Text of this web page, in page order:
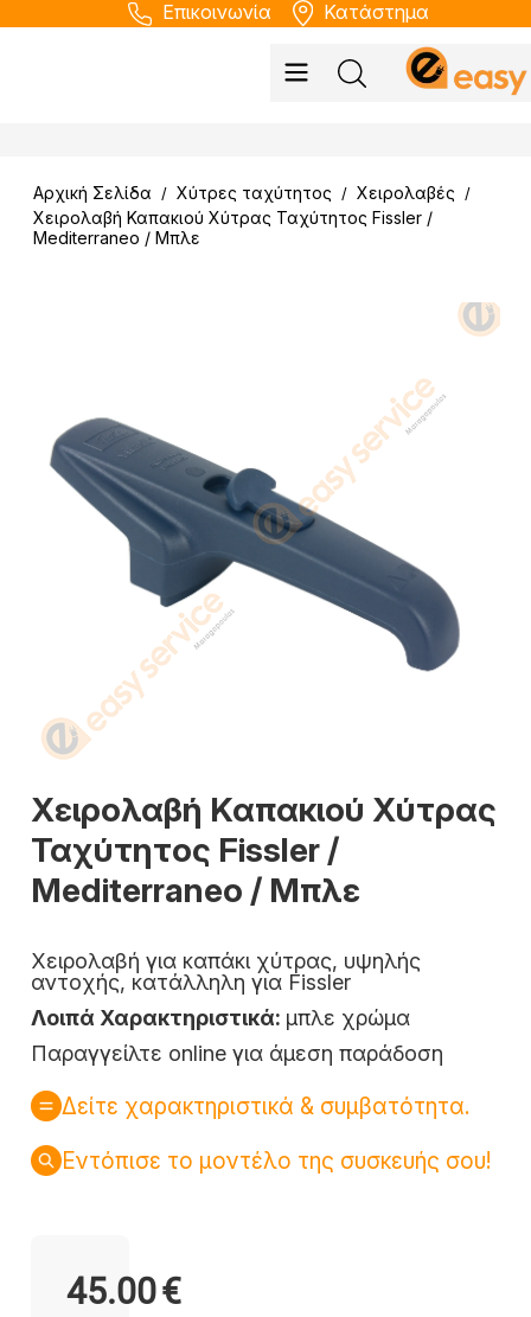
Επικοινωνία Κατάστημα
Αρχική Σελίδα / Χύτρες ταχύτητος / Χειρολαβές /
Χειρολαβή Καπακιού Xύτρας Ταχύτητος Fissler /
Mediterraneo / Μπλε
Χειρολαβή Καπακιού Xύτρας
Ταχύτητος Fissler /
Mediterraneo / Μπλε
Χειρολαβή για καπάκι χύτρας, υψηλής
αντοχής, κατάλληλη για Fissler
Λοιπά Χαρακτηριστικά: μπλε χρώμα
Παραγγείλτε online για άμεση παράδοση
Δείτε χαρακτηριστικά & συμβατότητα.
Εντόπισε το μοντέλο της συσκευής σου!
45.00€